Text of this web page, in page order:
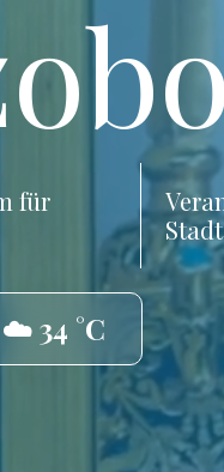
für
Stadt
☁️ 34 °C